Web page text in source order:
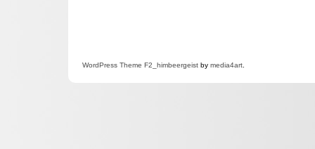
WordPress Theme F2 _himbeergeist by media4art